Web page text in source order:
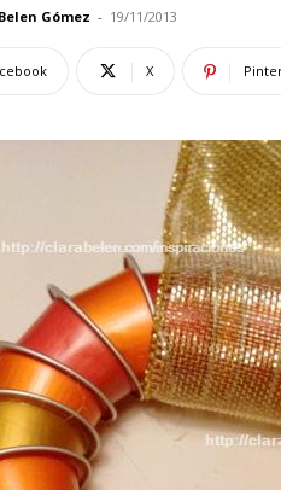
Gómez - 19/11/2013
X